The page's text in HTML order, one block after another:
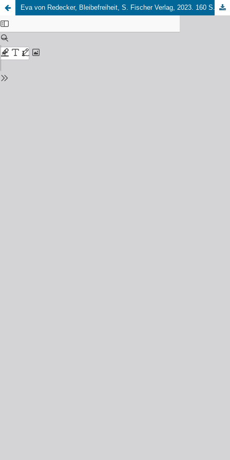
Eva von Redecker, Bleibefreiheit, S. Fischer Verlag, 2023. 160 S., 22,00 EUR (Gabriel Jira)